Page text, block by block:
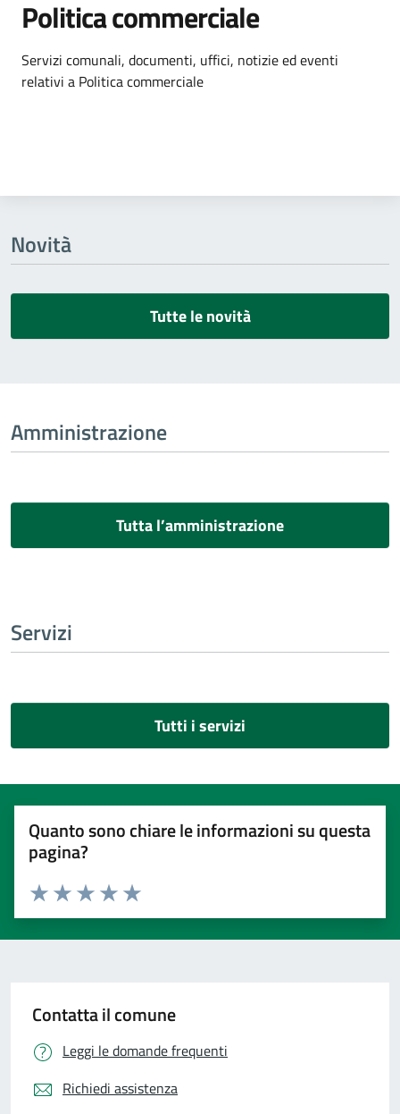
Politica commerciale
Dettagli dell'argomento
Servizi comunali, documenti, uffici, notizie ed eventi
relativi a Politica commerciale
Novità
Tutte le novità
Amministrazione
Tutta l’amministrazione
Servizi
Tutti i servizi
Quanto sono chiare le informazioni su questa
pagina?
Valuta 5 stelle su 5
Valuta 4 stelle su 5
Valuta 3 stelle su 5
Valuta 2 stelle su 5
Valuta 1 stelle su 5
Contatta il comune
Leggi le domande frequenti
Richiedi assistenza